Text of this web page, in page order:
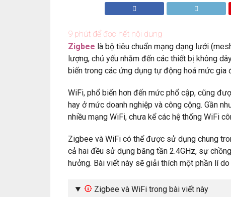
9phút để đọc hết nội dung
Zigbee là bộ tiêu chuẩn mạng dạng lưới
lượng, chủ yếu nhắm đến các thiết bị không
biến trong các ứng dụng tự động hoá mức gia
WiFi, phổ biến hơn đến mức phổ cập, cũng
hay ở mức doanh nghiệp và công cộng. Gần
nhiều mạng WiFi, chưa kể các hệ thống WiFi
Zigbee và WiFi có thể được sử dụng chung
cả hai đều sử dụng băng tần 2.4GHz, sự
hưởng. Bài viết này sẽ giải thích một phần lí
Zigbee và WiFi trong bài viết này